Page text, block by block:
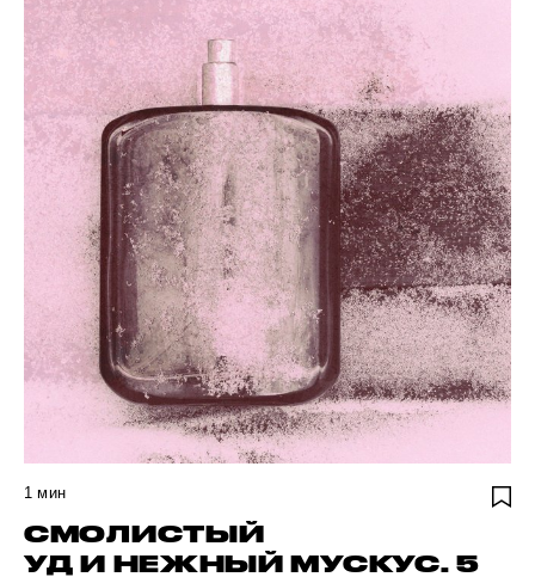
1 мин
СМОЛИСТЫЙ
УД И НЕЖНЫЙ МУСКУС. 5